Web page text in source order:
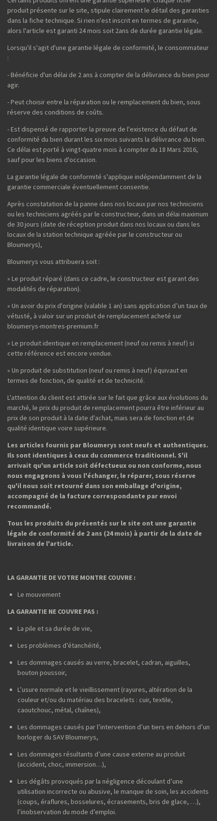
produit présente sur le site, stipule clairement le détail des garanties
dans la fiche technique. Si rien n'est inscrit en termes de garantie,
alors l'article est garanti 24 mois soit 2ans de durée garantie légale.
Lorsqu'il s'agit d'une garantie légale de conformité, le consommateur
:
- Bénéficie d'un délai de 2 ans à compter de la délivrance du bien pour
agir.
- Peut choisir entre la réparation ou le remplacement du bien, sous
réserve des conditions de coûts.
- Est dispensé de rapporter la preuve de l'existence du défaut de
conformité du bien durant les six mois suivants la délivrance du bien.
Ce délai est porté à vingt-quatre mois à compter du 18 Mars 2016,
sauf pour les biens d'occasion.
La garantie légale de conformité s'applique indépendamment de la
garantie commerciale éventuellement consentie.
Après constatation de la panne dans nos locaux par nos techniciens
ou les techniciens agréés par le constructeur, dans un délai maximum
de 30 jours (date de réception produit dans nos locaux ou dans les
locaux de la station technique agréée par le constructeur ou
Bloumerys),
Bloumerys vous attribuera soit :
» Le produit réparé (dans ce cadre, le constructeur est garant des
modalités de réparation).
» Un avoir du prix d'origine (valable 1 an) sans application d’un taux de
vétusté, à valoir sur un produit de remplacement acheté sur
bloumerys-montres-premium.fr
» Le produit identique en remplacement (neuf ou remis à neuf) si
cette référence est encore vendue.
» Un produit de substitution (neuf ou remis à neuf) équivaut en
termes de fonction, de qualité et de technicité.
L'attention du client est attirée sur le fait que grâce aux évolutions du
marché, le prix du produit de remplacement pourra être inférieur au
prix de son produit à la date d'achat, mais sera de fonction et de
qualité identique voire supérieure.
Les articles fournis par Bloumerys sont neufs et authentiques.
Ils sont identiques à ceux du commerce traditionnel. S'il
arrivait qu'un article soit défectueux ou non conforme, nous
nous engageons à vous l'échanger, le réparer, sous réserve
qu'il nous soit retourné dans son emballage d'origine,
accompagné de la facture correspondante par envoi
recommandé.
Tous les produits du présentés sur le site ont une garantie
légale de conformité de 2 ans (24 mois) à partir de la date de
livraison de l'article.
LA GARANTIE DE VOTRE MONTRE COUVRE :
Le mouvement
LA GARANTIE NE COUVRE PAS :
La pile et sa durée de vie,
Les problèmes d’étanchéité,
Les dommages causés au verre, bracelet, cadran, aiguilles,
bouton poussoir,
L’usure normale et le vieillissement (rayures, altération de la
couleur et/ou du matériau des bracelets : cuir, textile,
caoutchouc, métal, chaînes),
Les dommages causés par l’intervention d’un tiers en dehors d’un
horloger du SAV Bloumerys,
Les dommages résultants d’une cause externe au produit
(accident, choc, immersion…),
Les dégâts provoqués par la négligence découlant d’une
utilisation incorrecte ou abusive, le manque de soin, les accidents
(coups, éraflures, bosselures, écrasements, bris de glace, …),
l’inobservation du mode d’emploi.